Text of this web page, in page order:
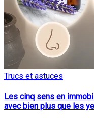
Trucs et astuces
Les cinq sens en
avec bien plus que les